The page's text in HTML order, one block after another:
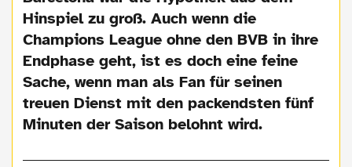
Hinspiel zu groß. Auch wenn die
Champions League ohne den BVB in ihre
Endphase geht, ist es doch eine feine
Sache, wenn man als Fan für seinen
treuen Dienst mit den packendsten fünf
Minuten der Saison belohnt wird.